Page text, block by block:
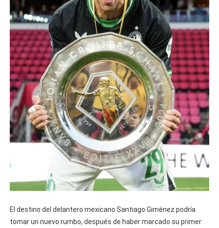
El destino del delantero mexicano Santiago Giménez podría
tomar un nuevo rumbo, después de haber marcado su primer